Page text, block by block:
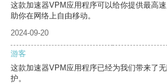
这款加速器VPM应用程序可以给你提供最高
助你在网络上自由移动。
2024-09-20
游客
这款加速器VPM应用程序已经为我们带来了
护。